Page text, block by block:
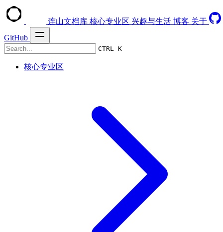
连山文档库 核心专业区 兴趣与生活 博客 关于
GitHub
CTRL K
核心专业区